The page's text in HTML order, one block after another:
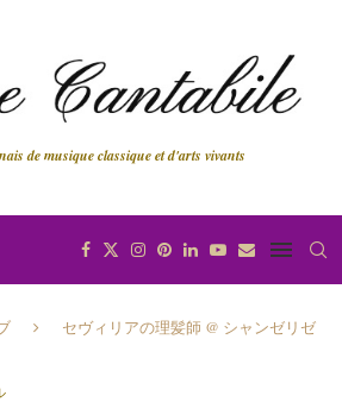
de musique classique et d'arts vivants
セヴィリアの理髪師 @ シャンゼリゼ